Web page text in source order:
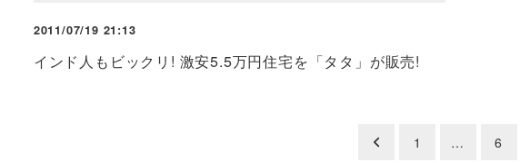
2011/07/19 21:13
インド人もビックリ! 激安5.5万円住宅を「タタ」が販売!
1 … 6